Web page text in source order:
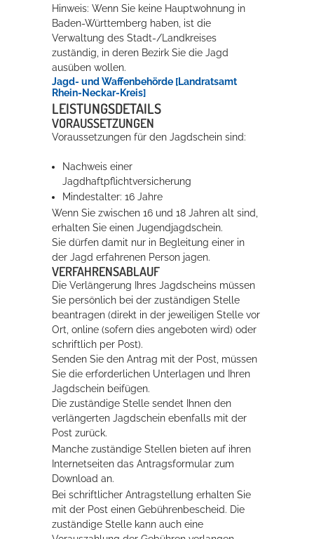
mehr dazu...
Erleben in Hockenheim
Spaß unter prickelnden Wasserfällen, das rauschende Meer im
Wellenbecken oder doch lieber die pure Entspannung auf der
Sprudelliege im Solebecken?
mehr dazu...
Hinweis: Wenn Sie keine Hauptwohnung in
Baden-Württemberg haben, ist die
Verwaltung des Stadt-/Landkreises
zuständig, in deren Bezirk Sie die Jagd
ausüben wollen.
Jagd- und Waffenbehörde [Landratsamt
Rhein-Neckar-Kreis]
LEISTUNGSDETAILS
VORAUSSETZUNGEN
Voraussetzungen für den Jagdschein sind:
Nachweis einer
Jagdhaftpflichtversicherung
Mindestalter: 16 Jahre
Wenn Sie zwischen 16 und 18 Jahren alt sind,
erhalten Sie einen Jugendjagdschein.
Sie dürfen damit nur in Begleitung einer in
der Jagd erfahrenen Person jagen.
VERFAHRENSABLAUF
Die Verlängerung Ihres Jagdscheins müssen
Sie persönlich bei der zuständigen Stelle
beantragen (direkt in der jeweiligen Stelle vor
Ort, online (sofern dies angeboten wird) oder
schriftlich per Post).
Senden Sie den Antrag mit der Post, müssen
Sie die erforderlichen Unterlagen und Ihren
Jagdschein beifügen.
Die zuständige Stelle sendet Ihnen den
verlängerten Jagdschein ebenfalls mit der
Post zurück.
Manche zuständige Stellen bieten auf ihren
Internetseiten das Antragsformular zum
Download an.
Bei schriftlicher Antragstellung erhalten Sie
mit der Post einen Gebührenbescheid. Die
zuständige Stelle kann auch eine